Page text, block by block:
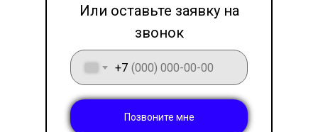
+7
Позвоните мне
Или оставьте заявку на
звонок